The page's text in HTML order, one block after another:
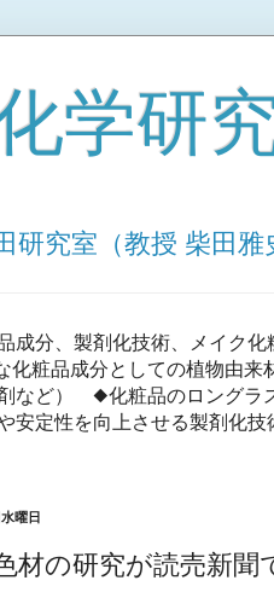
学研
究室（教授 柴田雅
成分、製剤化技術、メイク
粧品成分としての植物由来
剤など） ◆化粧品のロング
安定性を向上させる製剤化技
曜日
材の研究が読売新聞